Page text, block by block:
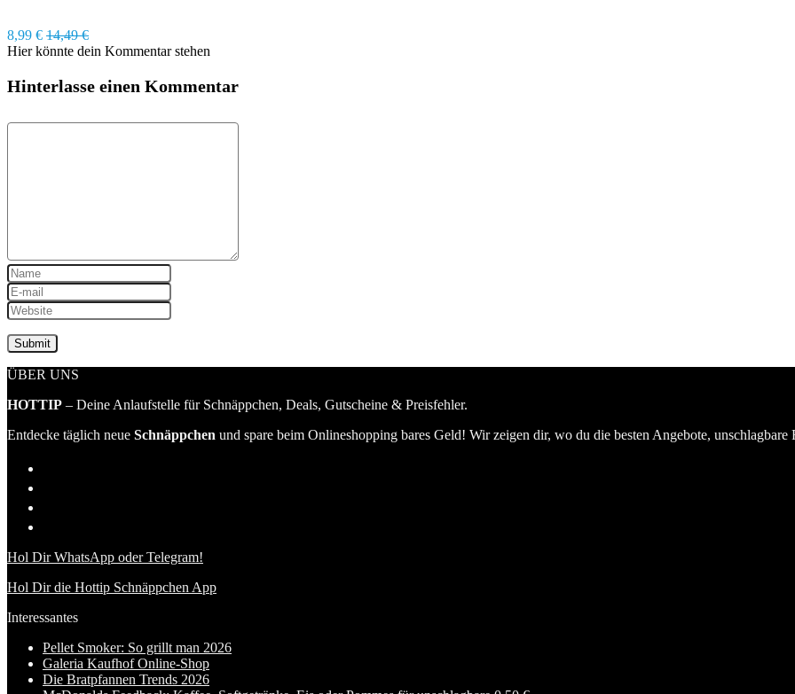
8,99 € 14,49 €
Hier könnte dein Kommentar stehen
Hinterlasse einen Kommentar
ÜBER UNS
HOTTIP – Deine Anlaufstelle für Schnäppchen, Deals, Gutscheine & Preisfehler.
Entdecke täglich neue Schnäppchen und spare beim Onlineshopping bares Geld! Wir zeigen dir, wo du die besten Angebote, unschlagbare
Hol Dir WhatsApp oder Telegram!
Hol Dir die Hottip Schnäppchen App
Interessantes
Pellet Smoker: So grillt man 2026
Galeria Kaufhof Online-Shop
Die Bratpfannen Trends 2026